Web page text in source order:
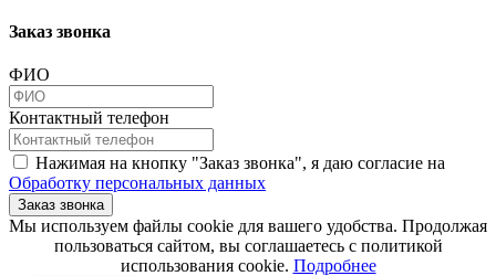
Заказ звонка
ФИО
Контактный телефон
Нажимая на кнопку "Заказ звонка", я даю согласие на
Обработку персональных данных
Заказ звонка
​​​​​​​Мы используем файлы cookie для вашего удобства. Продолжая
пользоваться сайтом, вы соглашаетесь с политикой
использования cookie.​​​​​​​ Подробнее